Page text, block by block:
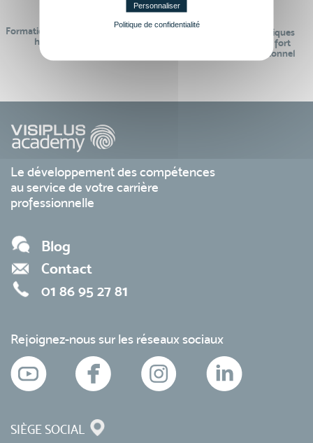
Formations réalisables pendant ou
hors temps de travail
Des contenus pédagogiques
« de pointe » et en lien fort
avec le monde professionnel
Le développement des compétences
au service de votre carrière
professionnelle
Blog
Contact
01 86 95 27 81
Rejoignez-nous sur les réseaux sociaux
SIÈGE SOCIAL
Personnaliser
Politique de confidentialité